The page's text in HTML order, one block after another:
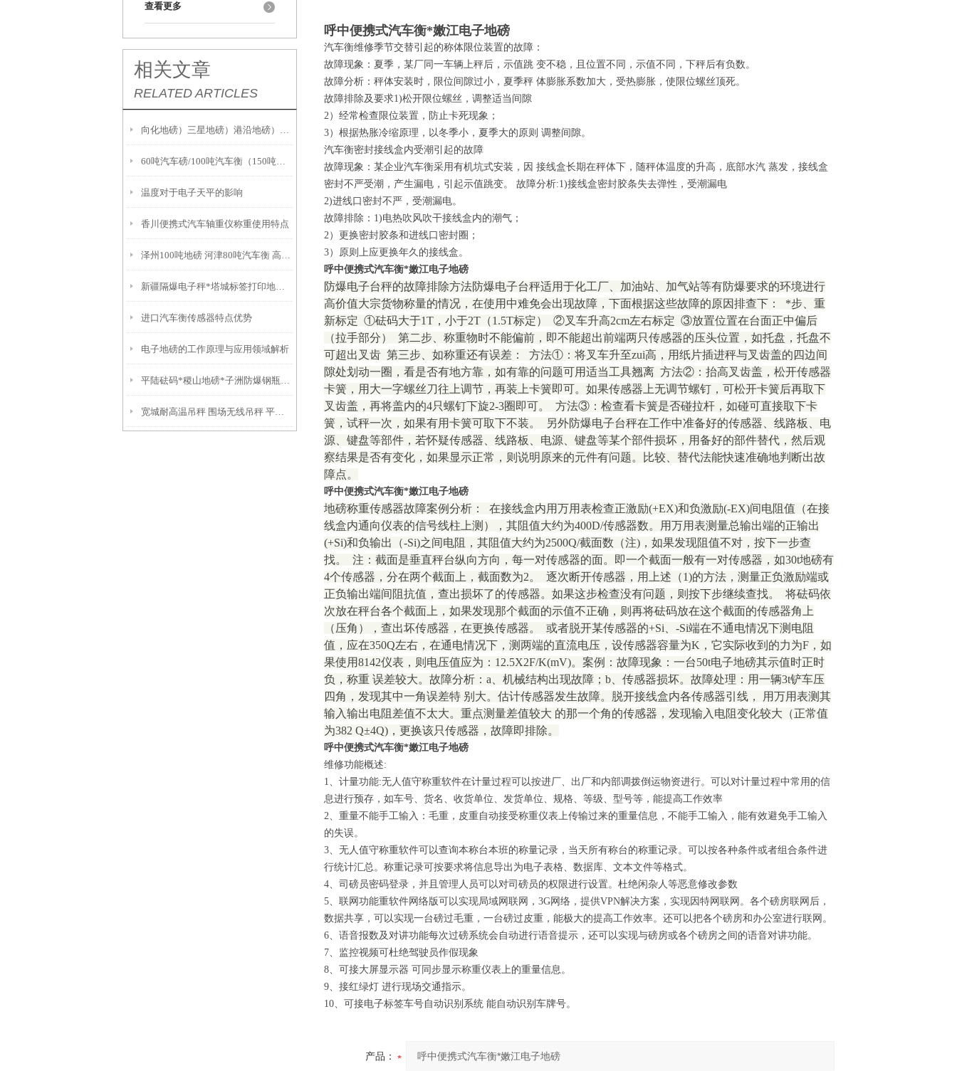
查看更多
相关文章
RELATED ARTICLES
向化地磅）三星地磅）港沿地磅）中兴地磅）相城地磅
60吨汽车磅/100吨汽车衡（150吨地磅）防春雷击解决方案
温度对于电子天平的影响
香川便携式汽车轴重仪称重使用特点
泽州100吨地磅 河津80吨汽车衡 高平80吨地磅
新疆隔爆电子秤*塔城标签打印地磅*托里地磅
进口汽车衡传感器特点优势
电子地磅的工作原理与应用领域解析
平陆砝码*稷山地磅*子洲防爆钢瓶称*榆林防爆电子天平
宽城耐高温吊秤 围场无线吊秤 平泉挂钩秤
呼中便携式汽车衡*嫩江电子地磅
汽车衡维修季节交替引起的称体限位装置的故障：
故障现象：夏季，某厂同一车辆上秤后，示值跳 变不稳，且位置不同，示值不同，下秤后有负数。
故障分析：秤体安装时，限位间隙过小，夏季秤 体膨胀系数加大，受热膨胀，使限位螺丝顶死。
故障排除及要求1)松开限位螺丝，调整适当间隙
2）经常检查限位装置，防止卡死现象；
3）根据热胀冷缩原理，以冬季小，夏季大的原则 调整间隙。
汽车衡密封接线盒内受潮引起的故障
故障现象：某企业汽车衡采用有机坑式安装，因 接线盒长期在秤体下，随秤体温度的升高，底部水汽 蒸发，接线盒
密封不严受潮，产生漏电，引起示值跳变。 故障分析:1)接线盒密封胶条失去弹性，受潮漏电
2)进线口密封不严，受潮漏电。
故障排除：1)电热吹风吹干接线盒内的潮气；
2）更换密封胶条和进线口密封圈；
3）原则上应更换年久的接线盒。
呼中便携式汽车衡*嫩江电子地磅
防爆电子台秤的故障排除方法防爆电子台秤适用于化工厂、加油站、加气站等有防爆要求的环境进行
高价值大宗货物称量的情况，在使用中难免会出现故障，下面根据这些故障的原因排查下： *步、重
新标定 ①砝码大于1T，小于2T（1.5T标定） ②叉车升高2cm左右标定 ③放置位置在台面正中偏后
（拉手部分） 第二步、称重物时不能偏前，即不能超出前端两只传感器的压头位置，如托盘，托盘不
可超出叉齿 第三步、如称重还有误差： 方法①：将叉车升至zui高，用纸片插进秤与叉齿盖的四边间
隙处划动一圈，看是否有地方靠，如有靠的问题可用适当工具翘离 方法②：抬高叉齿盖，松开传感器
卡簧，用大一字螺丝刀往上调节，再装上卡簧即可。如果传感器上无调节螺钉，可松开卡簧后再取下
叉齿盖，再将盖内的4只螺钉下旋2-3圈即可。 方法③：检查看卡簧是否碰拉杆，如碰可直接取下卡
簧，试秤一次，如果有用卡簧可取下不装。 另外防爆电子台秤在工作中准备好的传感器、线路板、电
源、键盘等部件，若怀疑传感器、线路板、电源、键盘等某个部件损坏，用备好的部件替代，然后观
察结果是否有变化，如果显示正常，则说明原来的元件有问题。比较、替代法能快速准确地判断出故
障点。
呼中便携式汽车衡*嫩江电子地磅
地磅称重传感器故障案例分析： 在接线盒内用万用表检查正激励(+EX)和负激励(-EX)间电阻值（在接
线盒内通向仪表的信号线柱上测），其阻值大约为400D/传感器数。用万用表测量总输出端的正输出
(+Si)和负输出（-Si)之间电阻，其阻值大约为2500Q/截面数（注)，如果发现阻值不对，按下一步查
找。 注：截面是垂直秤台纵向方向，每一对传感器的面。即一个截面一般有一对传感器，如30t地磅有
4个传感器，分在两个截面上，截面数为2。 逐次断开传感器，用上述（1)的方法，测量正负激励端或
正负输出端间阻抗值，查出损坏了的传感器。如果这步检查没有问题，则按下步继续查找。 将砝码依
次放在秤台各个截面上，如果发现那个截面的示值不正确，则再将砝码放在这个截面的传感器角上
（压角），查出坏传感器，在更换传感器。 或者脱开某传感器的+Si、-Si端在不通电情况下测电阻
值，应在350Q左右，在通电情况下，测两端的直流电压，设传感器容量为K，它实际收到的力为F，如
果使用8142仪表，则电压值应为：12.5X2F/K(mV)。案例：故障现象：一台50t电子地磅其示值时正时
负，称重 误差较大。故障分析：a、机械结构出现故障；b、传感器损坏。故障处理：用一辆3t铲车压
四角，发现其中一角误差特 别大。估计传感器发生故障。脱开接线盒内各传感器引线， 用万用表测其
输入输出电阻差值不太大。重点测量差值较大 的那一个角的传感器，发现输入电阻变化较大（正常值
为382 Q±4Q)，更换该只传感器，故障即排除。
呼中便携式汽车衡*嫩江电子地磅
维修功能概述:
1、计量功能:无人值守称重软件在计量过程可以按进厂、出厂和内部调拨倒运物资进行。可以对计量过程中常用的信
息进行预存，如车号、货名、收货单位、发货单位、规格、等级、型号等，能提高工作效率
2、重量不能手工输入：毛重，皮重自动接受称重仪表上传输过来的重量信息，不能手工输入，能有效避免手工输入
的失误。
3、无人值守称重软件可以查询本称台本班的称量记录，当天所有称台的称重记录。可以按各种条件或者组合条件进
行统计汇总。称重记录可按要求将信息导出为电子表格、数据库、文本文件等格式。
4、司磅员密码登录，并且管理人员可以对司磅员的权限进行设置。杜绝闲杂人等恶意修改参数
5、联网功能重软件网络版可以实现局域网联网，3G网络，提供VPN解决方案，实现因特网联网。各个磅房联网后，
数据共享，可以实现一台磅过毛重，一台磅过皮重，能极大的提高工作效率。还可以把各个磅房和办公室进行联网。
6、语音报数及对讲功能每次过磅系统会自动进行语音提示，还可以实现与磅房或各个磅房之间的语音对讲功能。
7、监控视频可杜绝驾驶员作假现象
8、可接大屏显示器 可同步显示称重仪表上的重量信息。
9、接红绿灯 进行现场交通指示。
10、可接电子标签车号自动识别系统 能自动识别车牌号。
产品：